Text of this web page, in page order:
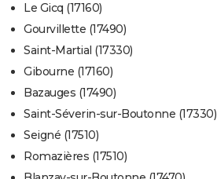
Le Gicq (17160)
Gourvillette (17490)
Saint-Martial (17330)
Gibourne (17160)
Bazauges (17490)
Saint-Séverin-sur-Boutonne (17330)
Seigné (17510)
Romazières (17510)